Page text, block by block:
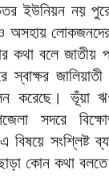
ইউনিয়ন নয়
কথা বলে
করেছে। ভূঁয়া ঋণ
সদরে
সংশ্লিষ্ট
কোন কথা বলতে